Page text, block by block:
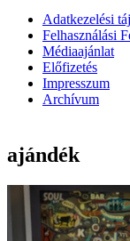
Adatkezelési
Felhasználási
Médiaajánlat
Előfizetés
Impresszum
Archívum
ajándék